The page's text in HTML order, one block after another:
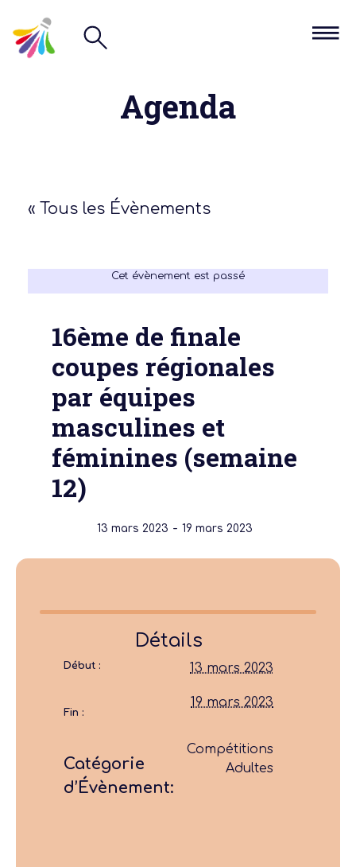
Agenda
« Tous les Évènements
Cet évènement est passé
16ème de finale
coupes régionales
par équipes
masculines et
féminines (semaine
12)
13 mars 2023 - 19 mars 2023
Détails
Début : 13 mars 2023
Fin :
19 mars 2023
Catégorie
d’Évènement:
Compétitions
Adultes